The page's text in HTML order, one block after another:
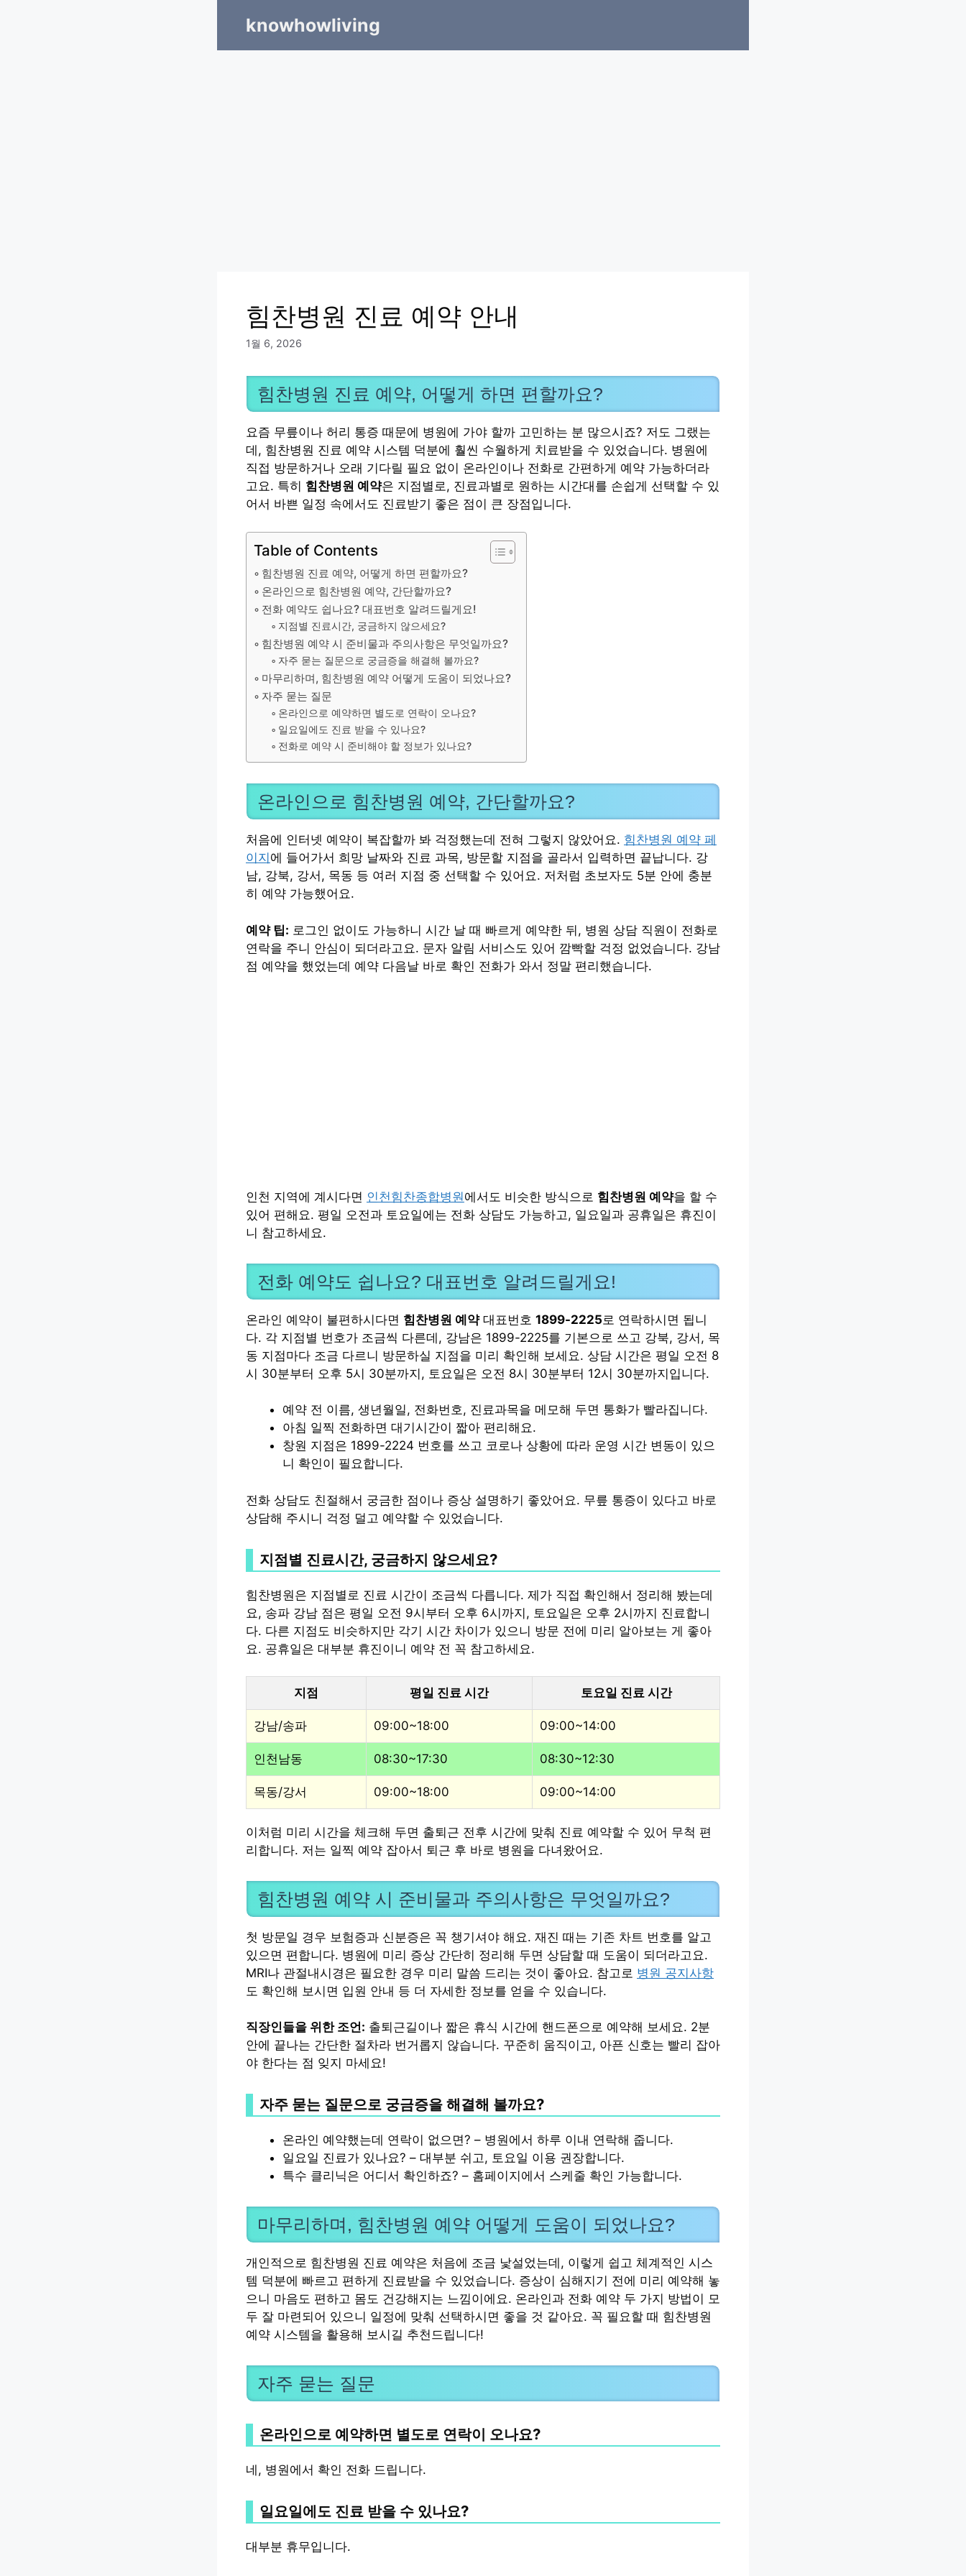
knowhowliving
힘찬병원 진료 예약 안내
1월 6, 2026
힘찬병원 진료 예약, 어떻게 하면 편할까요?
요즘 무릎이나 허리 통증 때문에 병원에 가야 할까 고민하는 분 많으시죠? 저도 그랬는
데, 힘찬병원 진료 예약 시스템 덕분에 훨씬 수월하게 치료받을 수 있었습니다. 병원에
직접 방문하거나 오래 기다릴 필요 없이 온라인이나 전화로 간편하게 예약 가능하더라
고요. 특히 힘찬병원 예약은 지점별로, 진료과별로 원하는 시간대를 손쉽게 선택할 수 있
어서 바쁜 일정 속에서도 진료받기 좋은 점이 큰 장점입니다.
Table of Contents
힘찬병원 진료 예약, 어떻게 하면 편할까요?
온라인으로 힘찬병원 예약, 간단할까요?
전화 예약도 쉽나요? 대표번호 알려드릴게요!
지점별 진료시간, 궁금하지 않으세요?
힘찬병원 예약 시 준비물과 주의사항은 무엇일까요?
자주 묻는 질문으로 궁금증을 해결해 볼까요?
마무리하며, 힘찬병원 예약 어떻게 도움이 되었나요?
자주 묻는 질문
온라인으로 예약하면 별도로 연락이 오나요?
일요일에도 진료 받을 수 있나요?
전화로 예약 시 준비해야 할 정보가 있나요?
온라인으로 힘찬병원 예약, 간단할까요?
처음에 인터넷 예약이 복잡할까 봐 걱정했는데 전혀 그렇지 않았어요. 힘찬병원 예약 페
이지 에 들어가서 희망 날짜와 진료 과목, 방문할 지점을 골라서 입력하면 끝납니다. 강
남, 강북, 강서, 목동 등 여러 지점 중 선택할 수 있어요. 저처럼 초보자도 5분 안에 충분
히 예약 가능했어요.
예약 팁: 로그인 없이도 가능하니 시간 날 때 빠르게 예약한 뒤, 병원 상담 직원이 전화로
연락을 주니 안심이 되더라고요. 문자 알림 서비스도 있어 깜빡할 걱정 없었습니다. 강남
점 예약을 했었는데 예약 다음날 바로 확인 전화가 와서 정말 편리했습니다.
인천 지역에 계시다면 인천힘찬종합병원에서도 비슷한 방식으로 힘찬병원 예약을 할 수
있어 편해요. 평일 오전과 토요일에는 전화 상담도 가능하고, 일요일과 공휴일은 휴진이
니 참고하세요.
전화 예약도 쉽나요? 대표번호 알려드릴게요!
온라인 예약이 불편하시다면 힘찬병원 예약대표번호 1899-2225 로 연락하시면 됩니
다. 각 지점별 번호가 조금씩 다른데, 강남은 1899-2225를 기본으로 쓰고 강북, 강서, 목
동 지점마다 조금 다르니 방문하실 지점을 미리 확인해 보세요. 상담 시간은 평일 오전 8
시 30분부터 오후 5시 30분까지, 토요일은 오전 8시 30분부터 12시 30분까지입니다.
예약 전 이름, 생년월일, 전화번호, 진료과목을 메모해 두면 통화가 빨라집니다.
아침 일찍 전화하면 대기시간이 짧아 편리해요.
창원 지점은 1899-2224 번호를 쓰고 코로나 상황에 따라 운영 시간 변동이 있으
니 확인이 필요합니다.
전화 상담도 친절해서 궁금한 점이나 증상 설명하기 좋았어요. 무릎 통증이 있다고 바로
상담해 주시니 걱정 덜고 예약할 수 있었습니다.
지점별 진료시간, 궁금하지 않으세요?
힘찬병원은 지점별로 진료 시간이 조금씩 다릅니다. 제가 직접 확인해서 정리해 봤는데
요, 송파 강남 점은 평일 오전 9시부터 오후 6시까지, 토요일은 오후 2시까지 진료합니
다. 다른 지점도 비슷하지만 각기 시간 차이가 있으니 방문 전에 미리 알아보는 게 좋아
요. 공휴일은 대부분 휴진이니 예약 전 꼭 참고하세요.
지점 평일 진료 시간 토요일 진료 시간
강남/송파 09:00~18:00 09:00~14:00
인천남동 08:30~17:30 08:30~12:30
목동/강서 09:00~18:00 09:00~14:00
이처럼 미리 시간을 체크해 두면 출퇴근 전후 시간에 맞춰 진료 예약할 수 있어 무척 편
리합니다. 저는 일찍 예약 잡아서 퇴근 후 바로 병원을 다녀왔어요.
힘찬병원 예약 시 준비물과 주의사항은 무엇일까요?
첫 방문일 경우 보험증과 신분증은 꼭 챙기셔야 해요. 재진 때는 기존 차트 번호를 알고
있으면 편합니다. 병원에 미리 증상 간단히 정리해 두면 상담할 때 도움이 되더라고요.
MRI나 관절내시경은 필요한 경우 미리 말씀 드리는 것이 좋아요. 참고로 병원 공지사항
도 확인해 보시면 입원 안내 등 더 자세한 정보를 얻을 수 있습니다.
직장인들을 위한 조언: 출퇴근길이나 짧은 휴식 시간에 핸드폰으로 예약해 보세요. 2분
안에 끝나는 간단한 절차라 번거롭지 않습니다. 꾸준히 움직이고, 아픈 신호는 빨리 잡아
야 한다는 점 잊지 마세요!
자주 묻는 질문으로 궁금증을 해결해 볼까요?
온라인 예약했는데 연락이 없으면? – 병원에서 하루 이내 연락해 줍니다.
일요일 진료가 있나요? – 대부분 쉬고, 토요일 이용 권장합니다.
특수 클리닉은 어디서 확인하죠? – 홈페이지에서 스케줄 확인 가능합니다.
마무리하며, 힘찬병원 예약 어떻게 도움이 되었나요?
개인적으로 힘찬병원 진료 예약은 처음에 조금 낯설었는데, 이렇게 쉽고 체계적인 시스
템 덕분에 빠르고 편하게 진료받을 수 있었습니다. 증상이 심해지기 전에 미리 예약해 놓
으니 마음도 편하고 몸도 건강해지는 느낌이에요. 온라인과 전화 예약 두 가지 방법이 모
두 잘 마련되어 있으니 일정에 맞춰 선택하시면 좋을 것 같아요. 꼭 필요할 때 힘찬병원
예약 시스템을 활용해 보시길 추천드립니다!
자주 묻는 질문
온라인으로 예약하면 별도로 연락이 오나요?
네, 병원에서 확인 전화 드립니다.
일요일에도 진료 받을 수 있나요?
대부분 휴무입니다.